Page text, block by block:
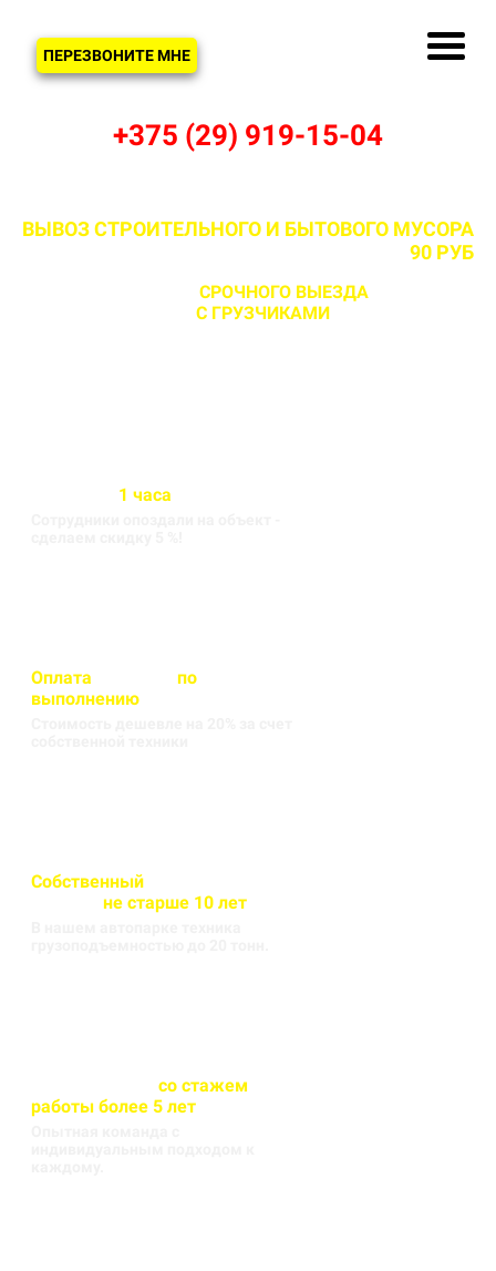
ПЕРЕЗВОНИТЕ МНЕ
+375 (29) 919-15-04
ВЫВОЗ СТРОИТЕЛЬНОГО И БЫТОВОГО МУСОРА
90 РУБ
СРОЧНОГО ВЫЕЗДА
С ГРУЗЧИКАМИИ БЕЗ
1 часа
Оплата
по
выполнению
Собственный
не старше 10 лет
со стажем
работы более 5 лет